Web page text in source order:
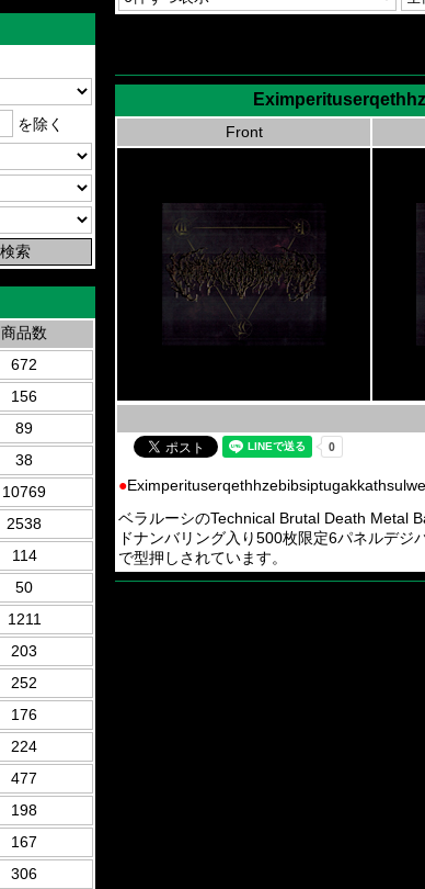
を除く
商品数
672
156
89
38
10769
2538
114
50
1211
203
252
176
224
477
198
167
306
Front
●
ベラルーシのTechnical Brutal Death Metal
ドナンバリング入り500枚限定6パネルデ
で型押しされています。